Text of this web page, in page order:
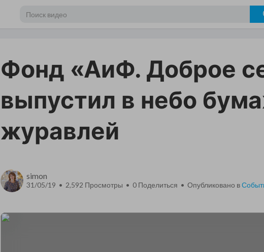
Фонд «АиФ. Доброе
выпустил в небо
журавлей
simon
31/05/19 • 2,592 Просмотры • 0 Поделиться • Опубликовано в